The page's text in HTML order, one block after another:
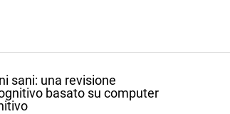
sani: una revisione
basato su computer